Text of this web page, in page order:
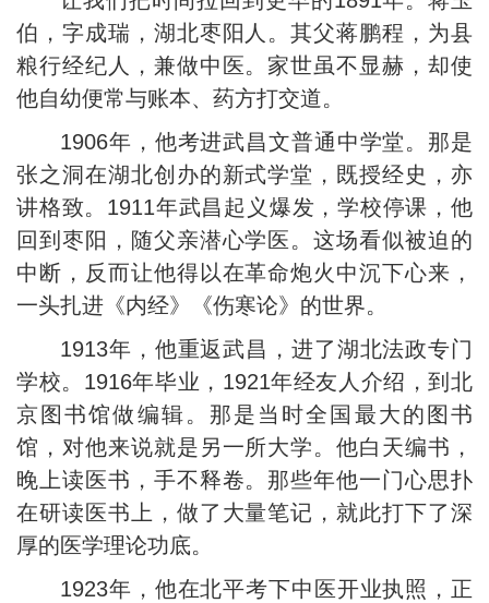
伯，字成瑞，湖北枣阳人。其父蒋鹏程，为县
粮行经纪人，兼做中医。家世虽不显赫，却使
他自幼便常与账本、药方打交道。
1906年，他考进武昌文普通中学堂。那是
张之洞在湖北创办的新式学堂，既授经史，亦
讲格致。1911年武昌起义爆发，学校停课，他
回到枣阳，随父亲潜心学医。这场看似被迫的
中断，反而让他得以在革命炮火中沉下心来，
一头扎进《内经》《伤寒论》的世界。
1913年，他重返武昌，进了湖北法政专门
学校。1916年毕业，1921年经友人介绍，到北
京图书馆做编辑。那是当时全国最大的图书
馆，对他来说就是另一所大学。他白天编书，
晚上读医书，手不释卷。那些年他一门心思扑
在研读医书上，做了大量笔记，就此打下了深
厚的医学理论功底。
1923年，他在北平考下中医开业执照，正